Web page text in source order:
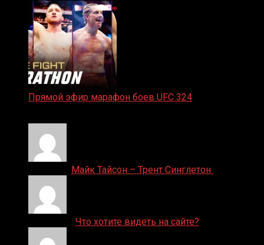
Прямой эфир марафон боев UFC 324
Майк Тайсон – Трент Синглетон
Что хотите видеть на сайте?